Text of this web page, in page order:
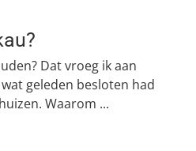
Dat vroeg ik aan
geleden besloten had
Waarom ...